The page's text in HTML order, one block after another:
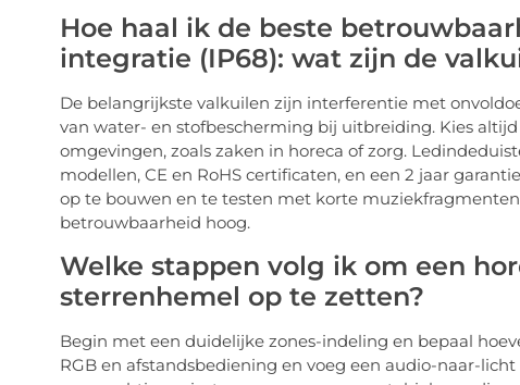
Hoe haal ik de beste
integratie (IP68): wat zijn de
De belangrijkste valkuilen zijn interferentie met
van water- en stofbescherming bij uitbreiding. Kies
omgevingen, zoals zaken in horeca of zorg.
modellen, CE en RoHS certificaten, en een 2 jaar
op te bouwen en te testen met korte
betrouwbaarheid hoog.
Welke stappen volg ik om een
sterrenhemel op te zetten?
Begin met een duidelijke zones-indeling en bepaal
RGB en afstandsbediening en voeg een audio-naar-